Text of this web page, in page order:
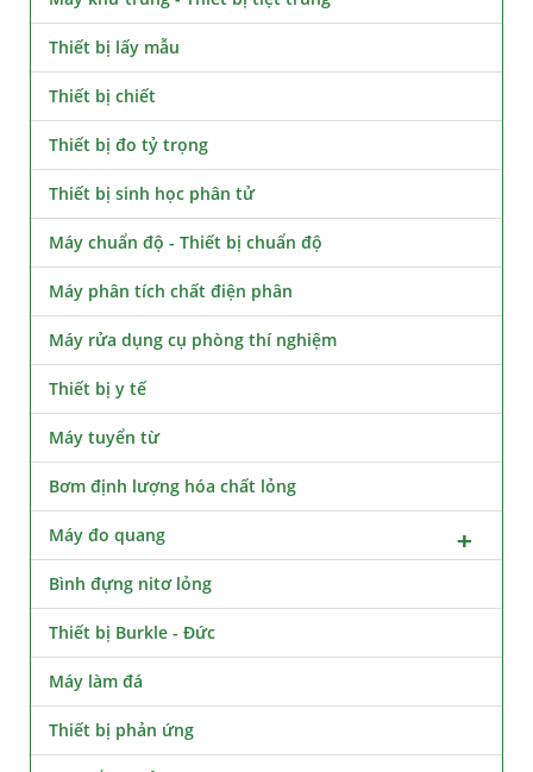
Thiết bị lấy mẫu
Thiết bị chiết
Thiết bị đo tỷ trọng
Thiết bị sinh học phân tử
Máy chuẩn độ - Thiết bị chuẩn độ
Máy phân tích chất điện phân
Máy rửa dụng cụ phòng thí nghiệm
Thiết bị y tế
Máy tuyển từ
Bơm định lượng hóa chất lỏng
Máy đo quang
Bình đựng nitơ lỏng
Thiết bị Burkle - Đức
Máy làm đá
Thiết bị phản ứng